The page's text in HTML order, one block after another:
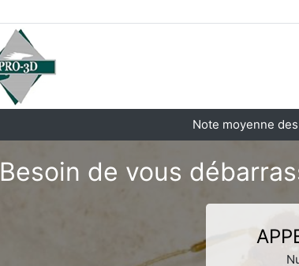
Note moyenne
Besoin de vous